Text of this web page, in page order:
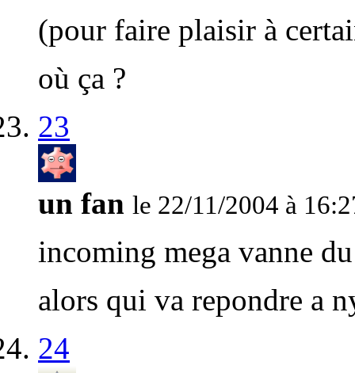
(pour faire plaisir à
où ça ?
23
un fan le 22/11/2004 à
incoming mega vanne
alors qui va repondre a
24